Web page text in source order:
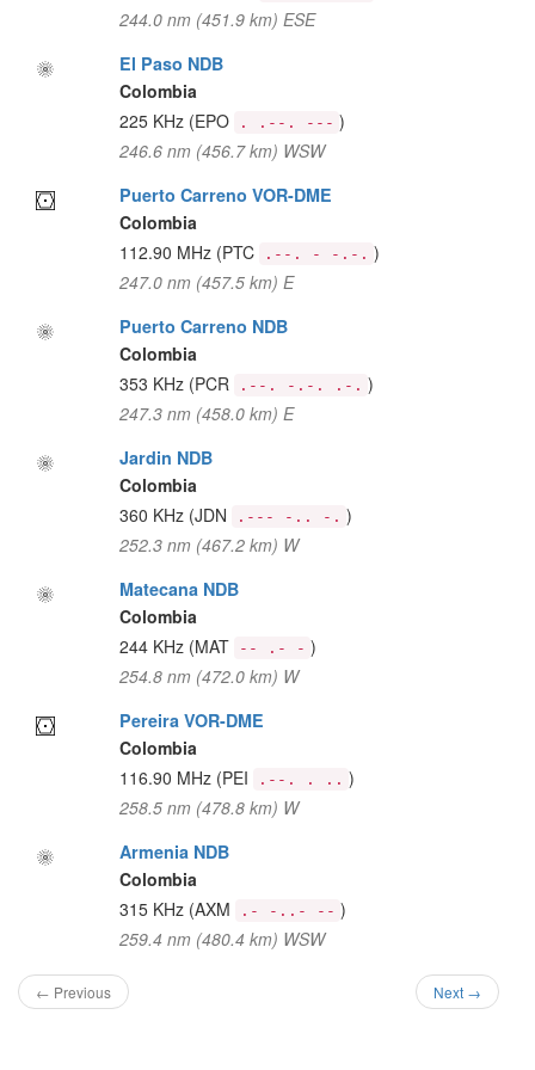
244.0 nm (451.9 km) ESE
El Paso NDB
Colombia
225 KHz (EPO . .--. --- )
246.6 nm (456.7 km) WSW
Puerto Carreno VOR-DME
Colombia
112.90 MHz (PTC .--. - -.-. )
247.0 nm (457.5 km) E
Puerto Carreno NDB
Colombia
353 KHz (PCR .--. -.-. .-. )
247.3 nm (458.0 km) E
Jardin NDB
Colombia
360 KHz (JDN .--- -.. -. )
252.3 nm (467.2 km) W
Matecana NDB
Colombia
244 KHz (MAT -- .- - )
254.8 nm (472.0 km) W
Pereira VOR-DME
Colombia
116.90 MHz (PEI .--. . .. )
258.5 nm (478.8 km) W
Armenia NDB
Colombia
315 KHz (AXM .- -..- -- )
259.4 nm (480.4 km) WSW
← Previous Next →